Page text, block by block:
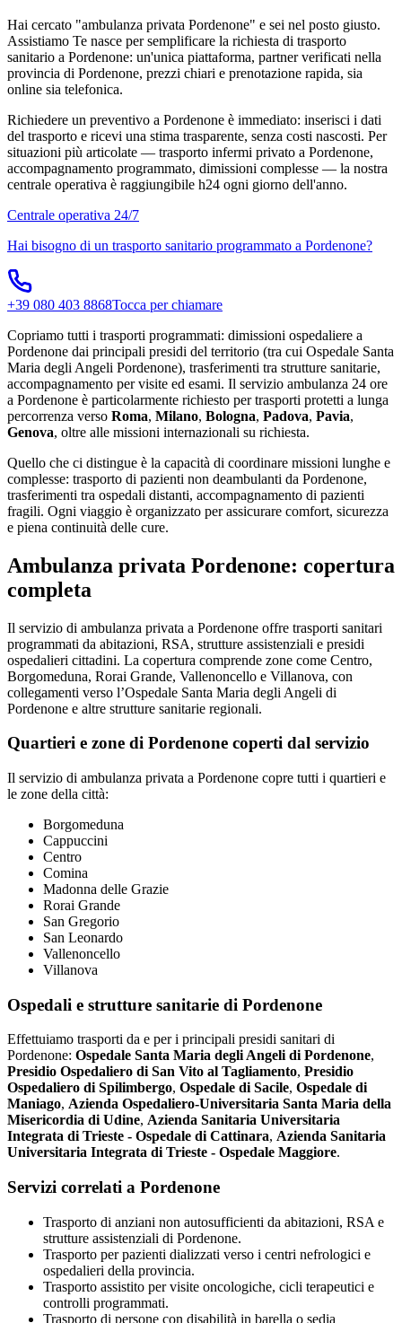
Hai cercato "ambulanza privata Pordenone" e sei nel posto giusto.
Assistiamo Te nasce per semplificare la richiesta di trasporto
sanitario a Pordenone: un'unica piattaforma, partner verificati nella
provincia di Pordenone, prezzi chiari e prenotazione rapida, sia
online sia telefonica.
Richiedere un preventivo a Pordenone è immediato: inserisci i dati
del trasporto e ricevi una stima trasparente, senza costi nascosti. Per
situazioni più articolate — trasporto infermi privato a Pordenone,
accompagnamento programmato, dimissioni complesse — la nostra
centrale operativa è raggiungibile h24 ogni giorno dell'anno.
Centrale operativa 24/7
Hai bisogno di un trasporto sanitario programmato a Pordenone?
+39 080 403 8868Tocca per chiamare
Copriamo tutti i trasporti programmati: dimissioni ospedaliere a
Pordenone dai principali presidi del territorio (tra cui Ospedale Santa
Maria degli Angeli Pordenone), trasferimenti tra strutture sanitarie,
accompagnamento per visite ed esami. Il servizio ambulanza 24 ore
a Pordenone è particolarmente richiesto per trasporti protetti a lunga
percorrenza verso Roma, Milano, Bologna, Padova, Pavia,
Genova, oltre alle missioni internazionali su richiesta.
Quello che ci distingue è la capacità di coordinare missioni lunghe e
complesse: trasporto di pazienti non deambulanti da Pordenone,
trasferimenti tra ospedali distanti, accompagnamento di pazienti
fragili. Ogni viaggio è organizzato per assicurare comfort, sicurezza
e piena continuità delle cure.
Ambulanza privata Pordenone: copertura
completa
Il servizio di ambulanza privata a Pordenone offre trasporti sanitari
programmati da abitazioni, RSA, strutture assistenziali e presidi
ospedalieri cittadini. La copertura comprende zone come Centro,
Borgomeduna, Rorai Grande, Vallenoncello e Villanova, con
collegamenti verso l’Ospedale Santa Maria degli Angeli di
Pordenone e altre strutture sanitarie regionali.
Quartieri e zone di Pordenone coperti dal servizio
Il servizio di ambulanza privata a Pordenone copre tutti i quartieri e
le zone della città:
Borgomeduna
Cappuccini
Centro
Comina
Madonna delle Grazie
Rorai Grande
San Gregorio
San Leonardo
Vallenoncello
Villanova
Ospedali e strutture sanitarie di Pordenone
Effettuiamo trasporti da e per i principali presidi sanitari di
Pordenone: Ospedale Santa Maria degli Angeli di Pordenone,
Presidio Ospedaliero di San Vito al Tagliamento, Presidio
Ospedaliero di Spilimbergo, Ospedale di Sacile, Ospedale di
Maniago, Azienda Ospedaliero-Universitaria Santa Maria della
Misericordia di Udine, Azienda Sanitaria Universitaria
Integrata di Trieste - Ospedale di Cattinara, Azienda Sanitaria
Universitaria Integrata di Trieste - Ospedale Maggiore.
Servizi correlati a Pordenone
Trasporto di anziani non autosufficienti da abitazioni, RSA e
strutture assistenziali di Pordenone.
Trasporto per pazienti dializzati verso i centri nefrologici e
ospedalieri della provincia.
Trasporto assistito per visite oncologiche, cicli terapeutici e
controlli programmati.
Trasporto di persone con disabilità in barella o sedia